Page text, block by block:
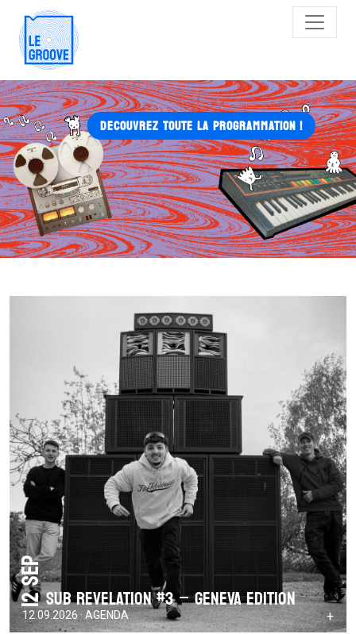
Main Navigation
DECOUVREZ TOUTE LA PROGRAMMATION !
12 SepSUB REVELATION #3 – GENEVA EDITION
12.09.2026 · AGENDA +